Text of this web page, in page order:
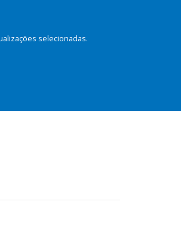
selecionadas.